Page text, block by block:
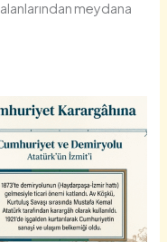
alanlarından meydana